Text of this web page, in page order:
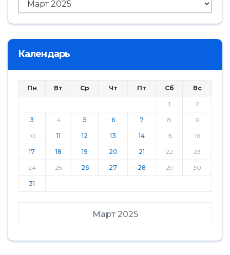
Календарь
Март 2025
Пн Вт Ср Чт Пт Сб Вс
1 2
3 4 5 6 7 8 9
10 11 12 13 14 15 16
17 18 19 20 21 22 23
24 25 26 27 28 29 30
31